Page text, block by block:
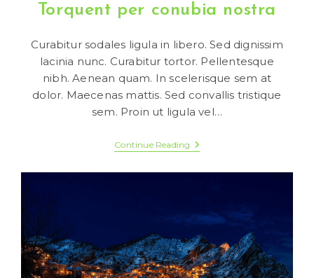
Torquent per conubia nostra
Curabitur sodales ligula in libero. Sed dignissim
lacinia nunc. Curabitur tortor. Pellentesque
nibh. Aenean quam. In scelerisque sem at
dolor. Maecenas mattis. Sed convallis tristique
sem. Proin ut ligula vel…
Continue Reading Torquent
Per